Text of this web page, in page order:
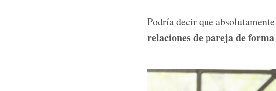
Podría decir que absolutamente
relaciones de pareja de